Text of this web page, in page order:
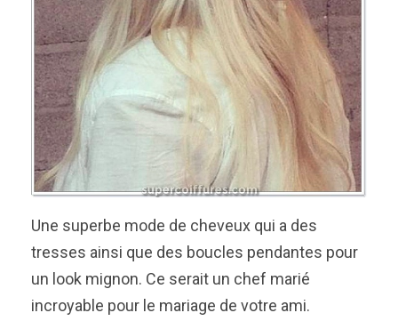
Une superbe mode de cheveux qui a des
tresses ainsi que des boucles pendantes pour
un look mignon. Ce serait un chef marié
incroyable pour le mariage de votre ami.